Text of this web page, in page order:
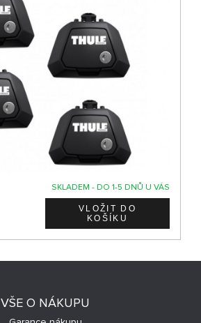
SKLADEM - DO 1-5 DNŮ U VÁS
VŠE O NÁKUPU